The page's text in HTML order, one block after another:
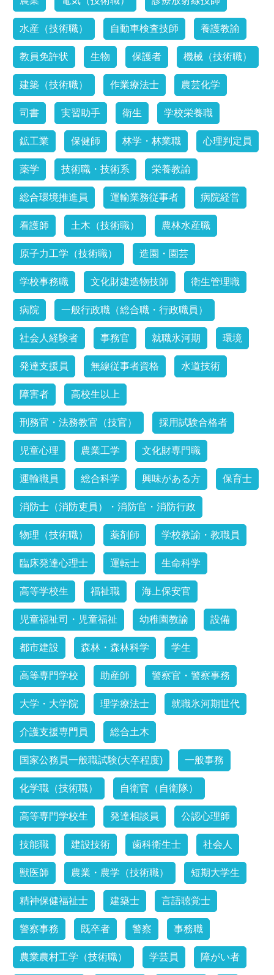
水産（技術職） 自動車検査技師 養護教諭
教員免許状 生物 保護者 機械（技術職）
建築（技術職） 作業療法士 農芸化学
司書 実習助手 衛生 学校栄養職
鉱工業 保健師 林学・林業職 心理判定員
薬学 技術職・技術系 栄養教諭
総合環境推進員 運輸業務従事者 病院経営
看護師 土木（技術職） 農林水産職
原子力工学（技術職） 造園・園芸
学校事務職 文化財建造物技師 衛生管理職
病院 一般行政職（総合職・行政職員）
社会人経験者 事務官 就職氷河期 環境
発達支援員 無線従事者資格 水道技術
障害者 高校生以上
刑務官・法務教官（技官） 採用試験合格者
児童心理 農業工学 文化財専門職
運輸職員 総合科学 興味がある方 保育士
消防士（消防吏員）・消防官・消防行政
物理（技術職） 薬剤師 学校教諭・教職員
臨床発達心理士 運転士 生命科学
高等学校生 福祉職 海上保安官
児童福祉司・児童福祉 幼稚園教諭 設備
都市建設 森林・森林科学 学生
高等専門学校 助産師 警察官・警察事務
大学・大学院 理学療法士 就職氷河期世代
介護支援専門員 総合土木
国家公務員一般職試験(大卒程度) 一般事務
化学職（技術職） 自衛官（自衛隊）
高等専門学校生 発達相談員 公認心理師
技能職 建設技術 歯科衛生士 社会人
獣医師 農業・農学（技術職） 短期大学生
精神保健福祉士 建築士 言語聴覚士
警察事務 既卒者 警察 事務職
農業農村工学（技術職） 学芸員 障がい者